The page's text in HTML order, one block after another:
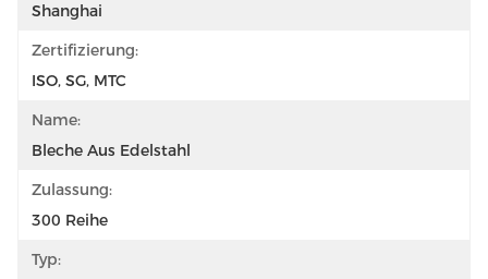
Shanghai
Zertifizierung:
ISO, SG, MTC
Name:
Bleche Aus Edelstahl
Zulassung:
300 Reihe
Typ: